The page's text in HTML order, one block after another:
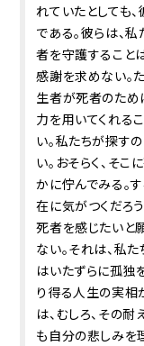
れていたとしても
である。彼らは、私
者を守護すること
感謝を求めない。
生者が死者のため
力を用いてくれる
い。私たちが探す
い。おそらく、そ
かに佇んでみる。
在に気がつくだろう
死者を感じたいと
ない。それは、私
はいたずらに孤独
り得る人生の実相
は、むしろ、その
も自分の悲しみを